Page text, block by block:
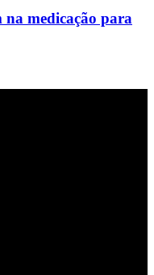
na medicação para